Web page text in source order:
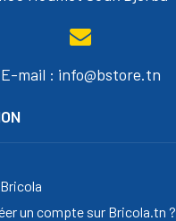
E-mail : info@bstore.tn
un compte sur Bricola.tn ?